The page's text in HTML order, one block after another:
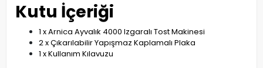
Kutu İçeriği
1 x Arnica Ayvalık 4000 Izgaralı Tost Makinesi
2 x Çıkarılabilir Yapışmaz Kaplamalı Plaka
1 x Kullanım Kılavuzu